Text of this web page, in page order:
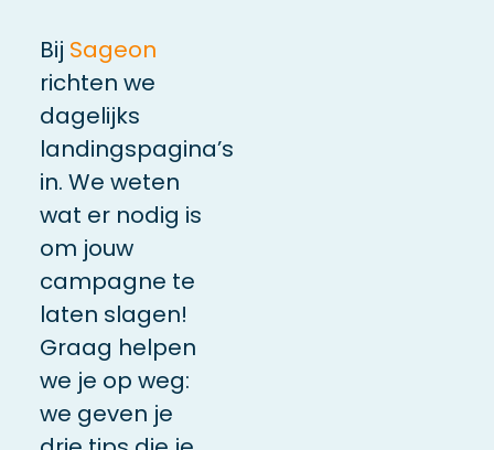
Bij Sageon
richten we
dagelijks
landingspagina’s
in. We weten
wat er nodig is
om jouw
campagne te
laten slagen!
Graag helpen
we je op weg:
we geven je